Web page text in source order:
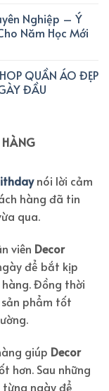
Nghiệp – Ý
Năm Học Mới
QUẦN ÁO ĐẸP
ĐẦU
nói lời cảm
hàng đã tin
qua.
viên Decor
để bắt kịp
hàng. Đồng thời
phẩm tốt
giúp Decor
hơn. Sau những
ngày để